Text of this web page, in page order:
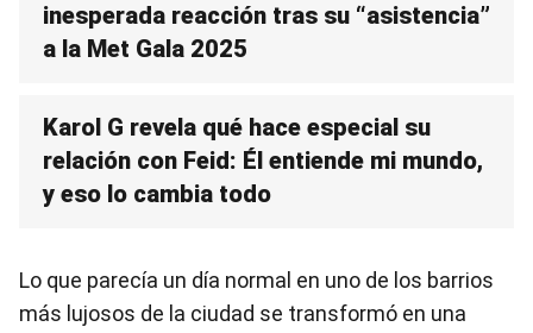
inesperada reacción tras su “asistencia”
a la Met Gala 2025
Karol G revela qué hace especial su
relación con Feid: Él entiende mi mundo,
y eso lo cambia todo
Lo que parecía un día normal en uno de los barrios
más lujosos de la ciudad se transformó en una